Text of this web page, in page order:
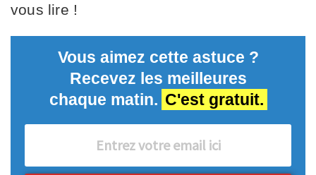
vous lire !
Vous aimez cette astuce ?
Recevez les meilleures
chaque matin. C'est gratuit.